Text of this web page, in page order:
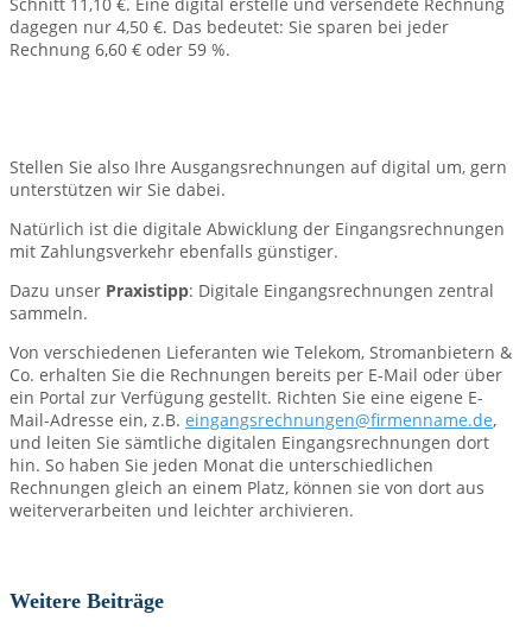
dagegen nur 4,50 €. Das bedeutet: Sie sparen bei jeder
Rechnung 6,60 € oder 59 %.
Stellen Sie also Ihre Ausgangsrechnungen auf digital um, gern
unterstützen wir Sie dabei.
Natürlich ist die digitale Abwicklung der Eingangsrechnungen
mit Zahlungsverkehr ebenfalls günstiger.
Dazu unser Praxistipp: Digitale Eingangsrechnungen zentral
sammeln.
Von verschiedenen Lieferanten wie Telekom, Stromanbietern &
Co. erhalten Sie die Rechnungen bereits per E-Mail oder über
ein Portal zur Verfügung gestellt. Richten Sie eine eigene E-
Mail-Adresse ein, z.B. eingangsrechnungen@firmenname.de,
und leiten Sie sämtliche digitalen Eingangsrechnungen dort
hin. So haben Sie jeden Monat die unterschiedlichen
Rechnungen gleich an einem Platz, können sie von dort aus
weiterverarbeiten und leichter archivieren.
Weitere Beiträge